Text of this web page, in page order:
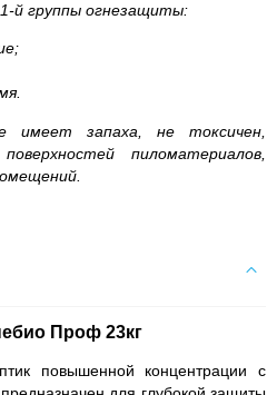
й группы огнезащиты:
запаха, не токсичен,
пиломатериалов,
Проф 23кг
повышенной концентрации с